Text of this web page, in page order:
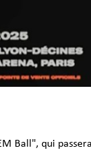
Ball", qui